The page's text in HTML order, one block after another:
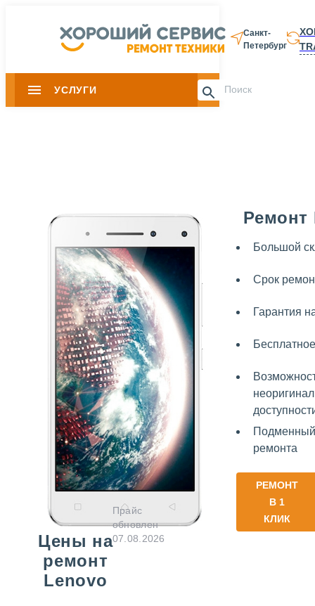
Санкт-
Петербург
УСЛУГИ 8 812 337-
Ремонт
Большой
Срок
Гарантия
ремонта
РЕМОНТ
В 1
КЛИК
Цены на
ремонт
Lenovo
Прайс
обновлен
07.08.2026